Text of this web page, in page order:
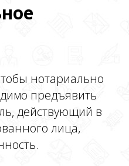
нотариально
предъявить
действующий в
лица,